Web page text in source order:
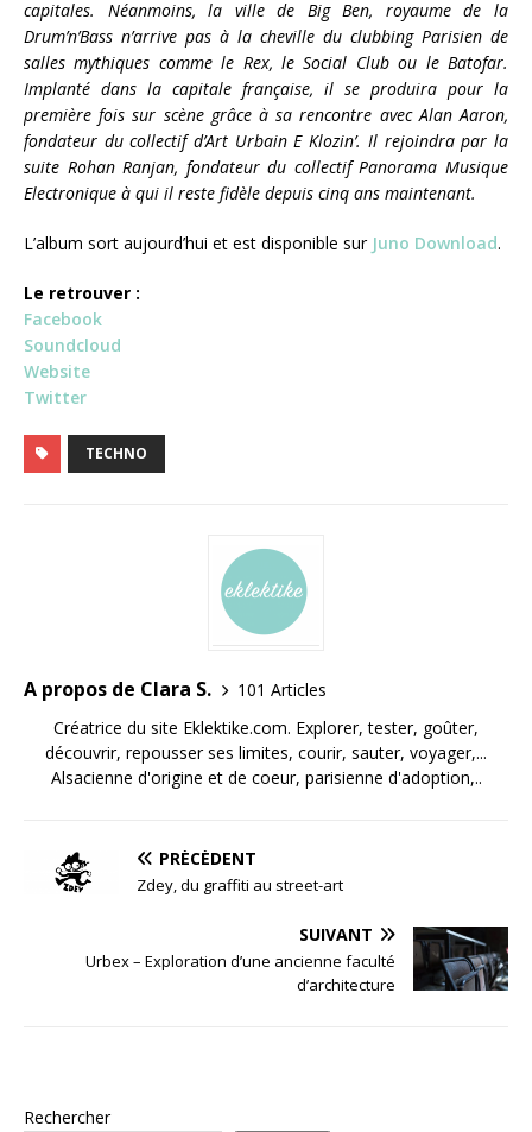
capitales. Néanmoins, la ville de Big Ben, royaume de la
Drum’n’Bass n’arrive pas à la cheville du clubbing Parisien de
salles mythiques comme le Rex, le Social Club ou le Batofar.
Implanté dans la capitale française, il se produira pour la
première fois sur scène grâce à sa rencontre avec Alan Aaron,
fondateur du collectif d’Art Urbain E Klozin’. Il rejoindra par la
suite Rohan Ranjan, fondateur du collectif Panorama Musique
Electronique à qui il reste fidèle depuis cinq ans maintenant.
L’album sort aujourd’hui et est disponible surJuno Download.
Le retrouver :
Facebook
Soundcloud
Website
Twitter
TECHNO
A propos de Clara S.
101 Articles
Créatrice du site Eklektike.com. Explorer, tester, goûter,
découvrir, repousser ses limites, courir, sauter, voyager,...
Alsacienne d'origine et de coeur, parisienne d'adoption,..
PRÉCÉDENT
Zdey, du graffiti au street-art
SUIVANT
Urbex – Exploration d’une ancienne faculté
d’architecture
Rechercher